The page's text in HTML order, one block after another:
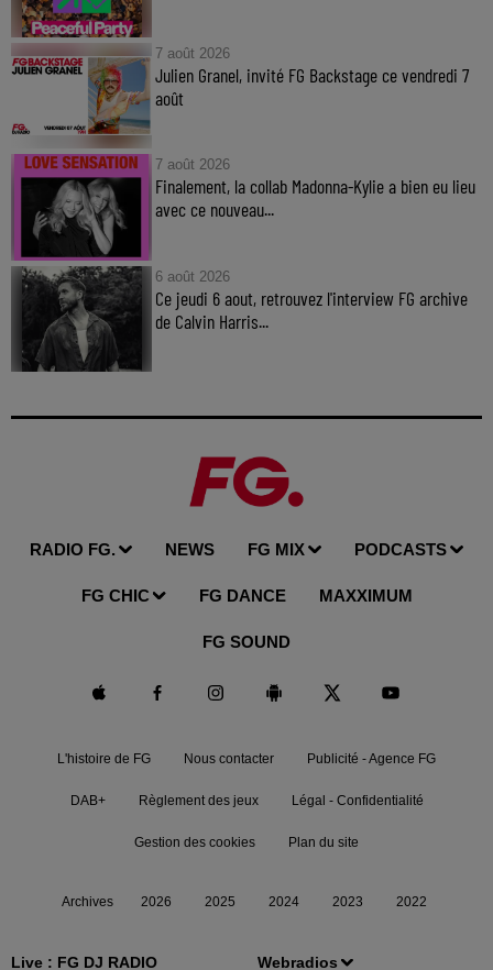
Live : FG DJ RADIO Webradios
7 août 2026
Julien Granel, invité FG Backstage ce vendredi 7
août
7 août 2026
Finalement, la collab Madonna-Kylie a bien eu lieu
avec ce nouveau...
6 août 2026
Ce jeudi 6 aout, retrouvez l'interview FG archive
de Calvin Harris...
RADIO FG. NEWS FG MIX PODCASTS
FG CHIC FG DANCE MAXXIMUM
FG SOUND
L'histoire de FG Nous contacter Publicité - Agence FG
DAB+ Règlement des jeux Légal - Confidentialité
Gestion des cookies Plan du site
Archives 2026 2025 2024 2023 2022